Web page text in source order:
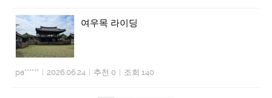
여우목 라이딩
pa****** | 2026.06.24 | 추천 0 | 조회 140